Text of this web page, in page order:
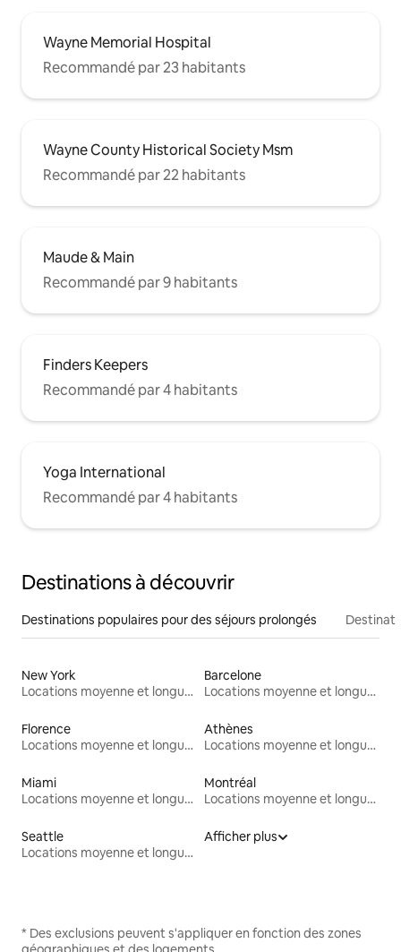
Wayne Memorial Hospital
Recommandé par 23 habitants
Wayne County Historical Society Msm
Recommandé par 22 habitants
Maude & Main
Recommandé par 9 habitants
Finders Keepers
Recommandé par 4 habitants
Yoga International
Recommandé par 4 habitants
Destinations à découvrir
Destinations populaires pour des séjours prolongés
New York
Locations moyenne et longue durée
Barcelone
Locations moyenne et longue durée
Florence
Locations moyenne et longue durée
Athènes
Locations moyenne et longue durée
Miami
Locations moyenne et longue durée
Montréal
Locations moyenne et longue durée
Seattle
Locations moyenne et longue durée
Afficher plus
* Des exclusions peuvent s'appliquer en fonction des zones